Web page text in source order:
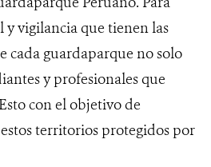
y vigilancia que tienen las
cada guardaparque no solo
y profesionales que
con el objetivo de
territorios protegidos por